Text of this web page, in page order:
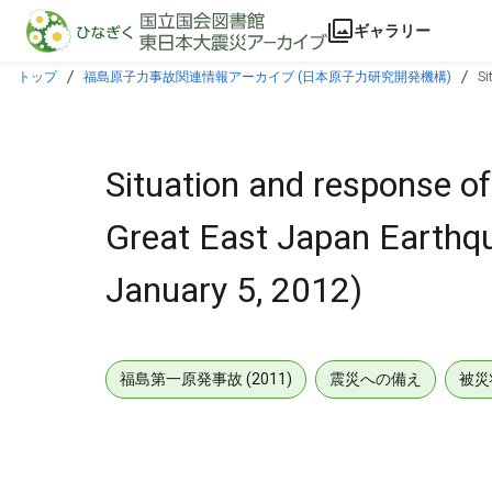
本文に飛ぶ
ギャラリー
トップ 福島原子力事故関連情報アーカイブ (日本原子力研究開発機構)
Situation and response
Great East Japan
January 5, 2012)
福島第一原発事故 (2011) 震災への備え 被災